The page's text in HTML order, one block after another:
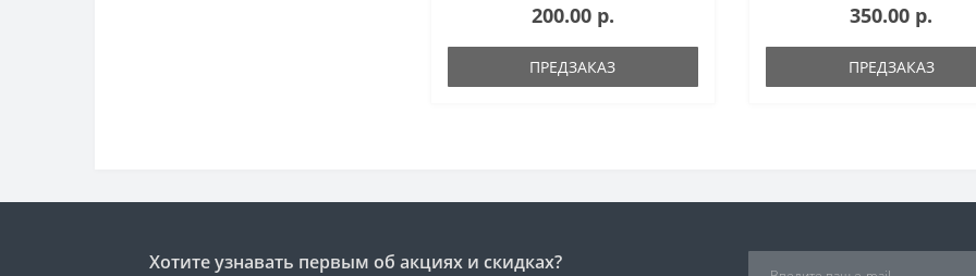
90 мм и весит 98,7 г. Благодаря
коннектору типа 3 PIN подключа..
200.00 р.
ПРЕДЗАКАЗ
равняется 24 дБ,
27 дБ. Для подключени..
350.00 р.
ПРЕДЗАКАЗ
Хотите узнавать первым об акциях и скидках?